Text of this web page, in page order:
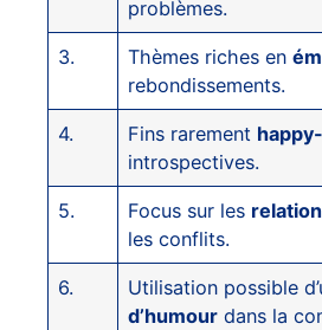
problèmes.
3. Thèmes riches en
rebondissements.
4. Fins rarement
introspectives.
5. Focus sur les
les conflits.
6.
Utilisation possible
d’humour dans la